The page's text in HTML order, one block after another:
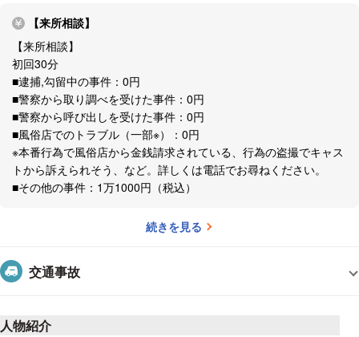
＜その２＞アトムの法律相談は、1対1の秘密厳守！
アトムの法律相談は、完全個室で弁護士と1対1で行います
（弁護士は2名の場合あり）。
お客様のプライバシー保護に細心の注意を払っていますので、
「デリケートな法律相談でも安心」です。
＜その３＞逮捕・取調べなど警察介入済のケース対象、無料法
律相談！
性が高い、警察介入済の事件を対象に「無料法律相談」を行っ
逮捕・勾留されている/されていた事件、警察から取調べや呼
【来所相談】
【来所相談】
初回30分
■逮捕,勾留中の事件：0円
■警察から取り調べを受けた事件：0円
■警察から呼び出しを受けた事件：0円
■風俗店でのトラブル（一部※）：0円
※本番行為で風俗店から金銭請求されている、行為の盗撮でキャス
トから訴えられそう、など。詳しくは電話でお尋ねください。
■その他の事件：1万1000円（税込）
続きを見る
交通事故
人物紹介